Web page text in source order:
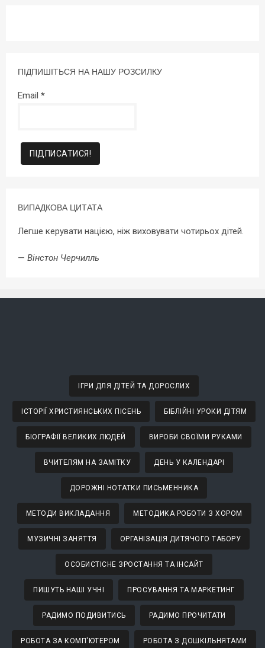
ПІДПИШІТЬСЯ НА НАШУ РОЗСИЛКУ
Email *
ВИПАДКОВА ЦИТАТА
Легше керувати нацією, ніж виховувати чотирьох дітей.
— Вінстон Черчилль
ІГРИ ДЛЯ ДІТЕЙ ТА ДОРОСЛИХ
ІСТОРІЇ ХРИСТИЯНСЬКИХ ПІСЕНЬ БІБЛІЙНІ УРОКИ ДІТЯМ
БІОГРАФІЇ ВЕЛИКИХ ЛЮДЕЙ ВИРОБИ СВОЇМИ РУКАМИ
ВЧИТЕЛЯМ НА ЗАМІТКУ ДЕНЬ У КАЛЕНДАРІ
ДОРОЖНІ НОТАТКИ ПИСЬМЕННИКА
МЕТОДИ ВИКЛАДАННЯ МЕТОДИКА РОБОТИ З ХОРОМ
МУЗИЧНІ ЗАНЯТТЯ ОРГАНІЗАЦІЯ ДИТЯЧОГО ТАБОРУ
ОСОБИСТІСНЕ ЗРОСТАННЯ ТА ІНСАЙТ
ПИШУТЬ НАШІ УЧНІ ПРОСУВАННЯ ТА МАРКЕТИНГ
РАДИМО ПОДИВИТИСЬ РАДИМО ПРОЧИТАТИ
РОБОТА ЗА КОМП'ЮТЕРОМ РОБОТА З ДОШКІЛЬНЯТАМИ